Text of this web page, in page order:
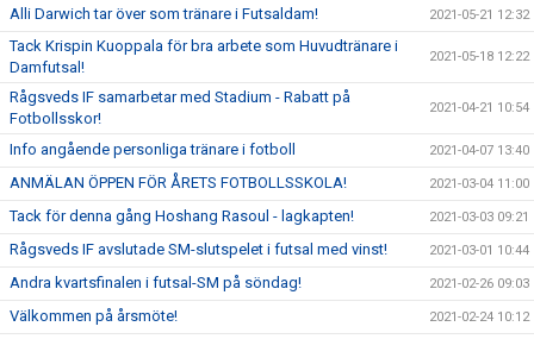
Alli Darwich tar över som tränare i Futsaldam! 2021-05-21 12:32
Tack Krispin Kuoppala för bra arbete som Huvudtränare i
Damfutsal!
2021-05-18 12:22
Rågsveds IF samarbetar med Stadium - Rabatt på
Fotbollsskor!
2021-04-21 10:54
Info angående personliga tränare i fotboll 2021-04-07 13:40
ANMÄLAN ÖPPEN FÖR ÅRETS FOTBOLLSSKOLA! 2021-03-04 11:00
Tack för denna gång Hoshang Rasoul - lagkapten! 2021-03-03 09:21
Rågsveds IF avslutade SM-slutspelet i futsal med vinst! 2021-03-01 10:44
Andra kvartsfinalen i futsal-SM på söndag! 2021-02-26 09:03
Välkommen på årsmöte! 2021-02-24 10:12